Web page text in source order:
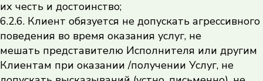
их честь и достоинство;
6.2.6. Клиент обязуется не допускать агрессивного
поведения во время оказания услуг, не
мешать представителю Исполнителя или другим
Клиентам при оказании /получении Услуг, не